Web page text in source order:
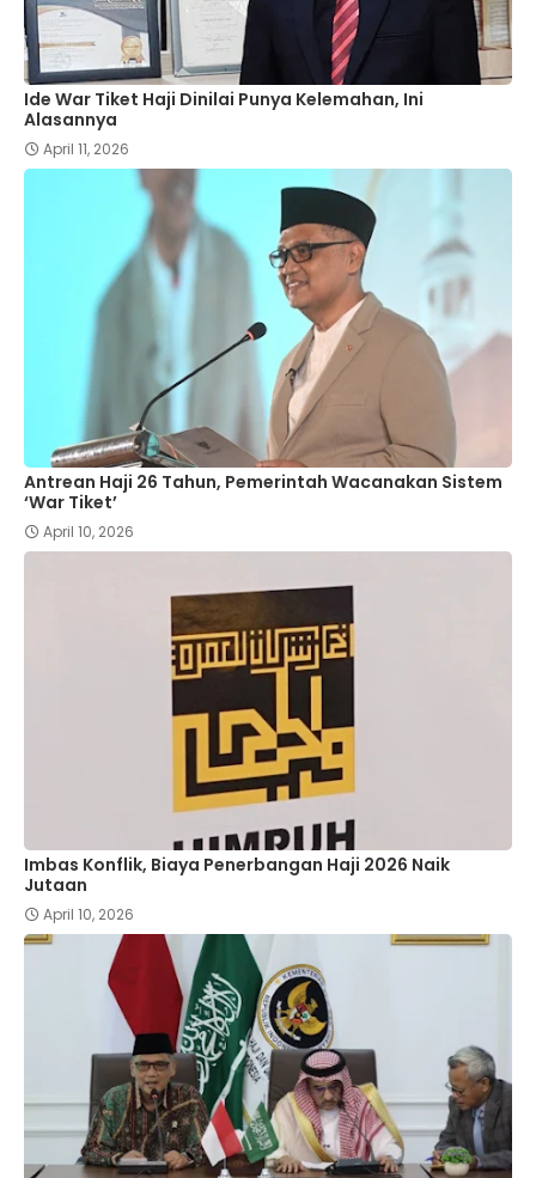
Ide War Tiket Haji Dinilai Punya Kelemahan, Ini
Alasannya
April 11, 2026
Antrean Haji 26 Tahun, Pemerintah Wacanakan Sistem
‘War Tiket’
April 10, 2026
Imbas Konflik, Biaya Penerbangan Haji 2026 Naik
Jutaan
April 10, 2026